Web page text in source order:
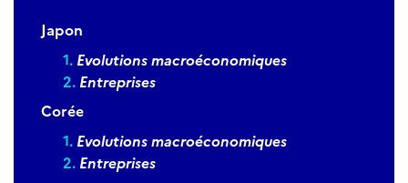
Japon
Evolutions macroéconomiques
Entreprises
Corée
Evolutions macroéconomiques
Entreprises